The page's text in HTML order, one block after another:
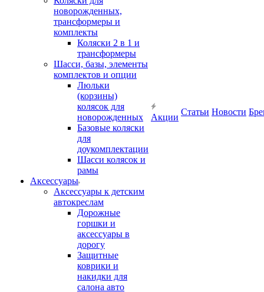
новорожденных,
трансформеры и
комплекты
Коляски 2 в 1 и
трансформеры
Шасси, базы, элементы
комплектов и опции
Люльки
(корзины)
колясок для
новорожденных
Базовые коляски
для
доукомплектации
Шасси колясок и
рамы
Аксессуары
Аксессуары к детским
автокреслам
Дорожные
горшки и
аксессуары в
дорогу
Защитные
коврики и
накидки для
салона авто
Акции
Статьи Новости